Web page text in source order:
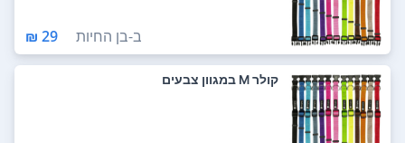
ב-בן החיות 29 ₪
קולר M במגוון צבעים